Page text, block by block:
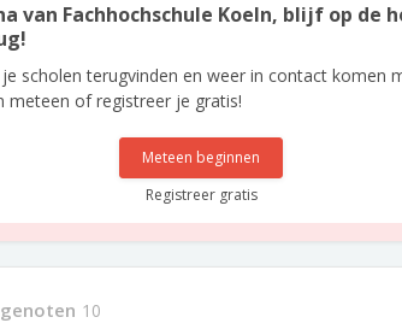
van Fachhochschule Koeln, blijf op de
je scholen terugvinden en weer in contact komen
meteen of registreer je gratis!
Meteen beginnen
Registreer gratis
10